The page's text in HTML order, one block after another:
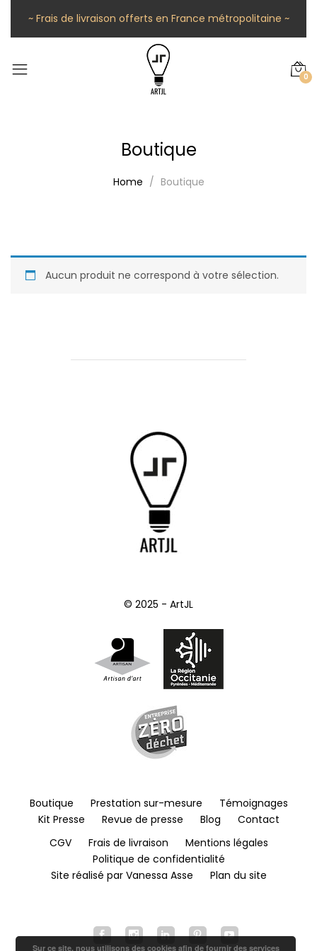
~ Frais de livraison offerts en France métropolitaine ~
0
Boutique
Home Boutique
Aucun produit ne correspond à votre sélection.
© 2025 - ArtJL
Boutique Prestation sur-mesure
Témoignages
Kit Presse
Revue de presse Blog
Contact
CGV
Frais de livraison
Mentions légales
Politique de confidentialité
Site réalisé par Vanessa Asse
Plan du site
Sur ce site, nous utilisons des cookies afin de fournir des services